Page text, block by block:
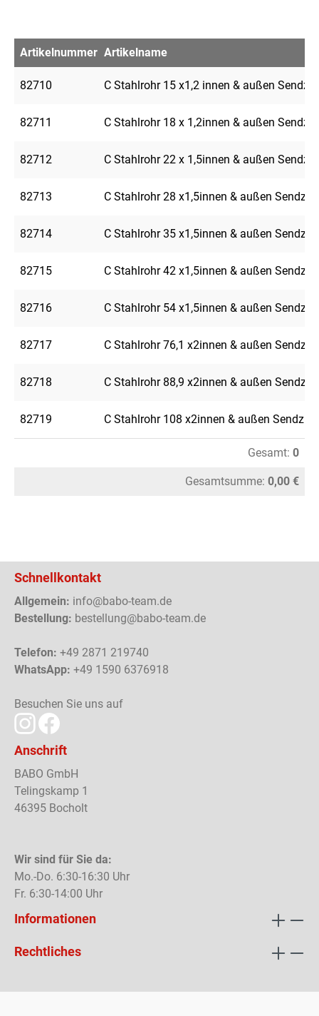
Artikelnummer Artikelname
82710 C Stahlrohr 15 x1,2 innen & außen
82711 C Stahlrohr 18 x 1,2innen & außen
82712 C Stahlrohr 22 x 1,5innen & außen
82713 C Stahlrohr 28 x1,5innen & außen
82714 C Stahlrohr 35 x1,5innen & außen
82715 C Stahlrohr 42 x1,5innen & außen
82716 C Stahlrohr 54 x1,5innen & außen
82717 C Stahlrohr 76,1 x2innen & außen
82718 C Stahlrohr 88,9 x2innen & außen
82719 C Stahlrohr 108 x2innen & außen
Gesamt: 0
Gesamtsumme: 0,00 €
Schnellkontakt
Allgemein: info@babo-team.de
Bestellung: bestellung@babo-team.de
Telefon: +49 2871 219740
WhatsApp: +49 1590 6376918
Besuchen Sie uns auf
Anschrift
BABO GmbH
Telingskamp 1
46395 Bocholt
Wir sind für Sie da:
Mo.-Do. 6:30-16:30 Uhr
Fr. 6:30-14:00 Uhr
Informationen
Rechtliches